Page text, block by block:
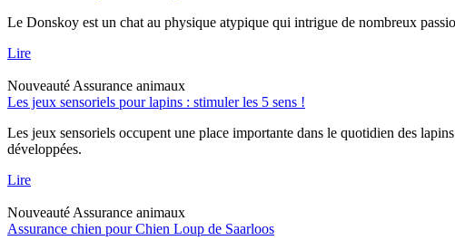
Le Donskoy est un chat au physique atypique qui intrigue de nombreux
Lire
Nouveauté Assurance animaux
Les jeux sensoriels pour lapins : stimuler les 5 sens !
Les jeux sensoriels occupent une place importante dans le quotidien des
développées.
Lire
Nouveauté Assurance animaux
Assurance chien pour Chien Loup de Saarloos